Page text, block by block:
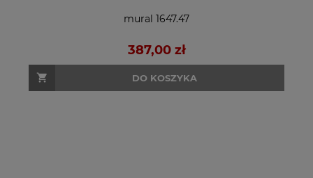
mural 1647.47
387,00 zł
DO KOSZYKA